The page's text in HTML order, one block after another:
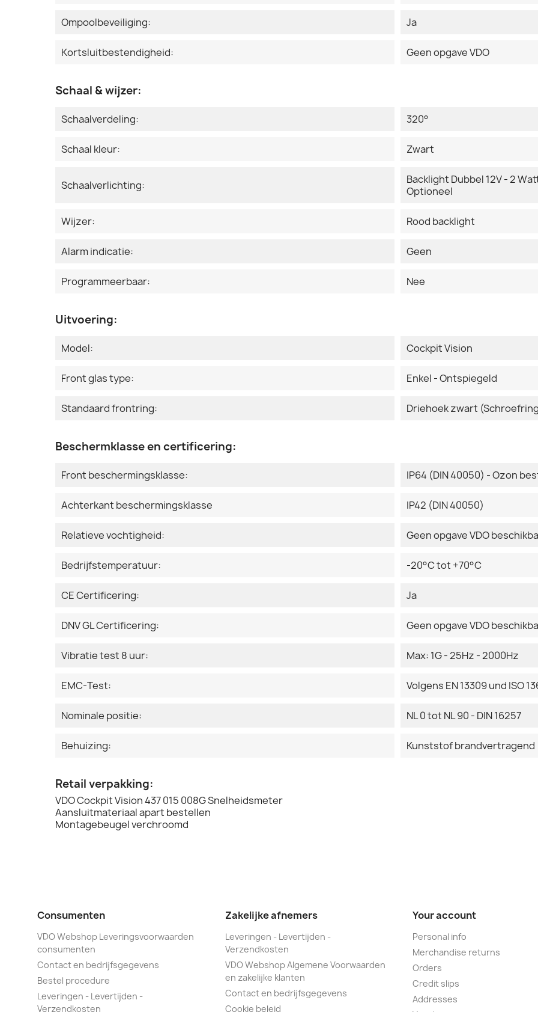
Ompoolbeveiliging: Ja
Kortsluitbestendigheid: Geen opgave VDO
Schaal & wijzer:
Schaalverdeling: 320°
Schaal kleur: Zwart
Schaalverlichting:
Backlight Dubbel 12V - 2
Optioneel
Wijzer: Rood backlight
Alarm indicatie: Geen
Programmeerbaar: Nee
Uitvoering:
Model: Cockpit Vision
Front glas type: Enkel - Ontspiegeld
Standaard frontring: Driehoek zwart
Beschermklasse en certificering:
Front beschermingsklasse: IP64 (DIN 40050) - Ozon
Achterkant beschermingsklasse IP42 (DIN 40050)
Relatieve vochtigheid: Geen opgave VDO
Bedrijfstemperatuur: -20°C tot +70°C
CE Certificering: Ja
DNV GL Certificering: Geen opgave VDO
Vibratie test 8 uur: Max: 1G - 25Hz - 2000Hz
EMC-Test: Volgens EN 13309 und ISO
Nominale positie: NL 0 tot NL 90 - DIN 16257
Behuizing: Kunststof brandvertragend
Retail verpakking:
VDO Cockpit Vision 437 015 008G Snelheidsmeter
Aansluitmateriaal apart bestellen
Montagebeugel verchroomd
Consumenten
VDO Webshop Leveringsvoorwaarden
consumenten
Contact en bedrijfsgegevens
Bestel procedure
Leveringen - Levertijden -
Verzendkosten
Zakelijke afnemers
Leveringen - Levertijden -
Verzendkosten
VDO Webshop Algemene Voorwaarden
en zakelijke klanten
Contact en bedrijfsgegevens
Cookie beleid
Your account
Personal info
Merchandise returns
Orders
Credit slips
Addresses